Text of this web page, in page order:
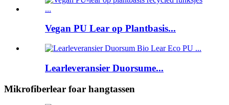
Vegan PU Lear op Plantbasis...
Learleveransier Duorsume...
Mikrofiberlear foar hangtassen